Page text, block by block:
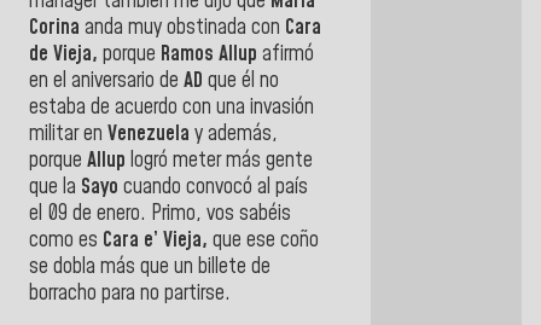
Corina anda muy obstinada con Cara
de Vieja, porque Ramos Allup afirmó
en el aniversario de AD que él no
estaba de acuerdo con una invasión
militar en Venezuela y además,
porque Allup logró meter más gente
que la Sayo cuando convocó al país
el 09 de enero. Primo, vos sabéis
como es Cara e’ Vieja, que ese coño
se dobla más que un billete de
borracho para no partirse.